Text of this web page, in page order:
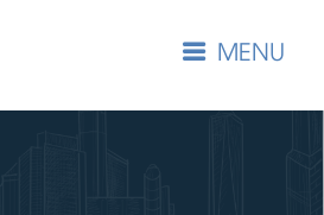
MENU